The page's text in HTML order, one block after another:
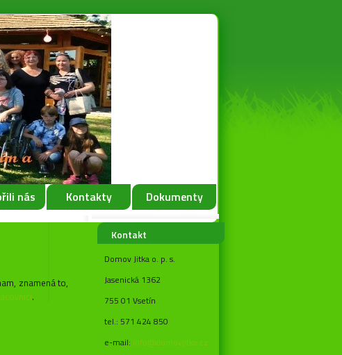
nás Kontakty Dokumenty
Kontakt
Domov Jitka o. p. s.
Jasenická 1362
755 01 Vsetín
tel.: 571 424 850
e-mail: info@domovjitka.cz
znamená to,
.